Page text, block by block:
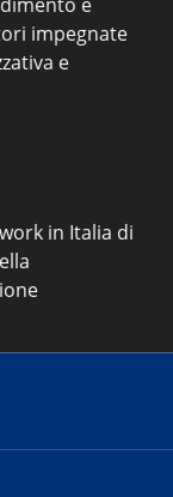
impegnate
e
in Italia di